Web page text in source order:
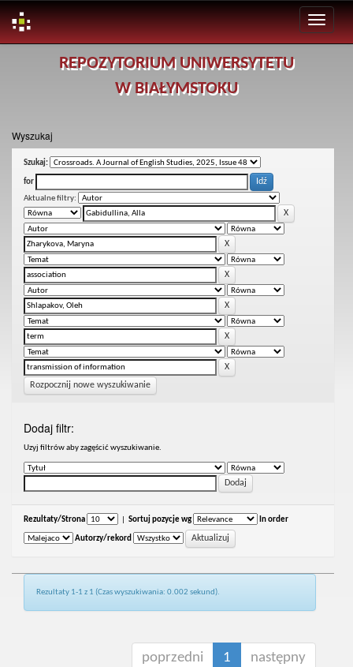
REPOZYTORIUM UNIWERSYTETU
W BIAŁYMSTOKU
Wyszukaj
Szukaj:
for
Aktualne filtry:
Rozpocznij nowe wyszukiwanie
Dodaj filtr:
Uzyj filtrów aby zagęścić wyszukiwanie.
Rezultaty/Strona Sortuj pozycje wg In order
Autorzy/rekord
Rezultaty 1-1 z 1 (Czas wyszukiwania: 0.002 sekund).
poprzedni 1 następny